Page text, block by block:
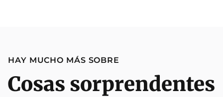
HAY MUCHO MÁS SOBRE
Cosas sorprendentes